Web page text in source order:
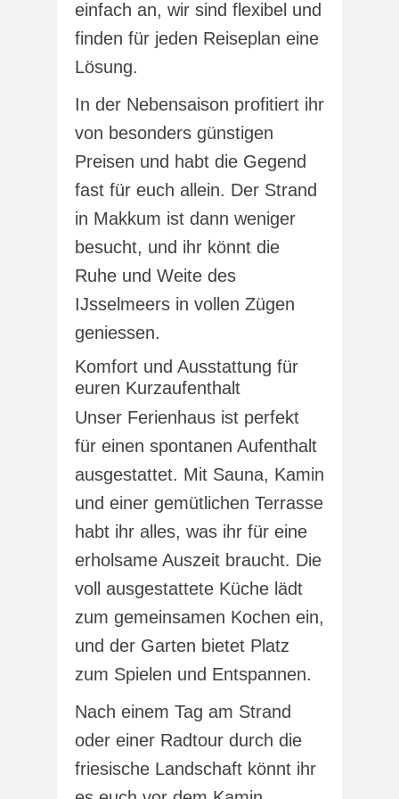
einfach an, wir sind flexibel und
finden für jeden Reiseplan eine
Lösung.
In der Nebensaison profitiert ihr
von besonders günstigen
Preisen und habt die Gegend
fast für euch allein. Der Strand
in Makkum ist dann weniger
besucht, und ihr könnt die
Ruhe und Weite des
IJsselmeers in vollen Zügen
geniessen.
Komfort und Ausstattung für
euren Kurzaufenthalt
Unser Ferienhaus ist perfekt
für einen spontanen Aufenthalt
ausgestattet. Mit Sauna, Kamin
und einer gemütlichen Terrasse
habt ihr alles, was ihr für eine
erholsame Auszeit braucht. Die
voll ausgestattete Küche lädt
zum gemeinsamen Kochen ein,
und der Garten bietet Platz
zum Spielen und Entspannen.
Nach einem Tag am Strand
oder einer Radtour durch die
friesische Landschaft könnt ihr